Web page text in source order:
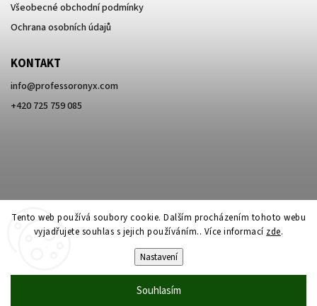
Tento web používá soubory cookie. Dalším procházením tohoto webu
vyjadřujete souhlas s jejich používáním.. Více informací zde.
Nastavení
Souhlasím
Všeobecné obchodní podmínky
Ochrana osobních údajů
KONTAKT
info@professoronyx.com
+420 725 759 085
Professor Onyx. Všechna práva vyhrazena.